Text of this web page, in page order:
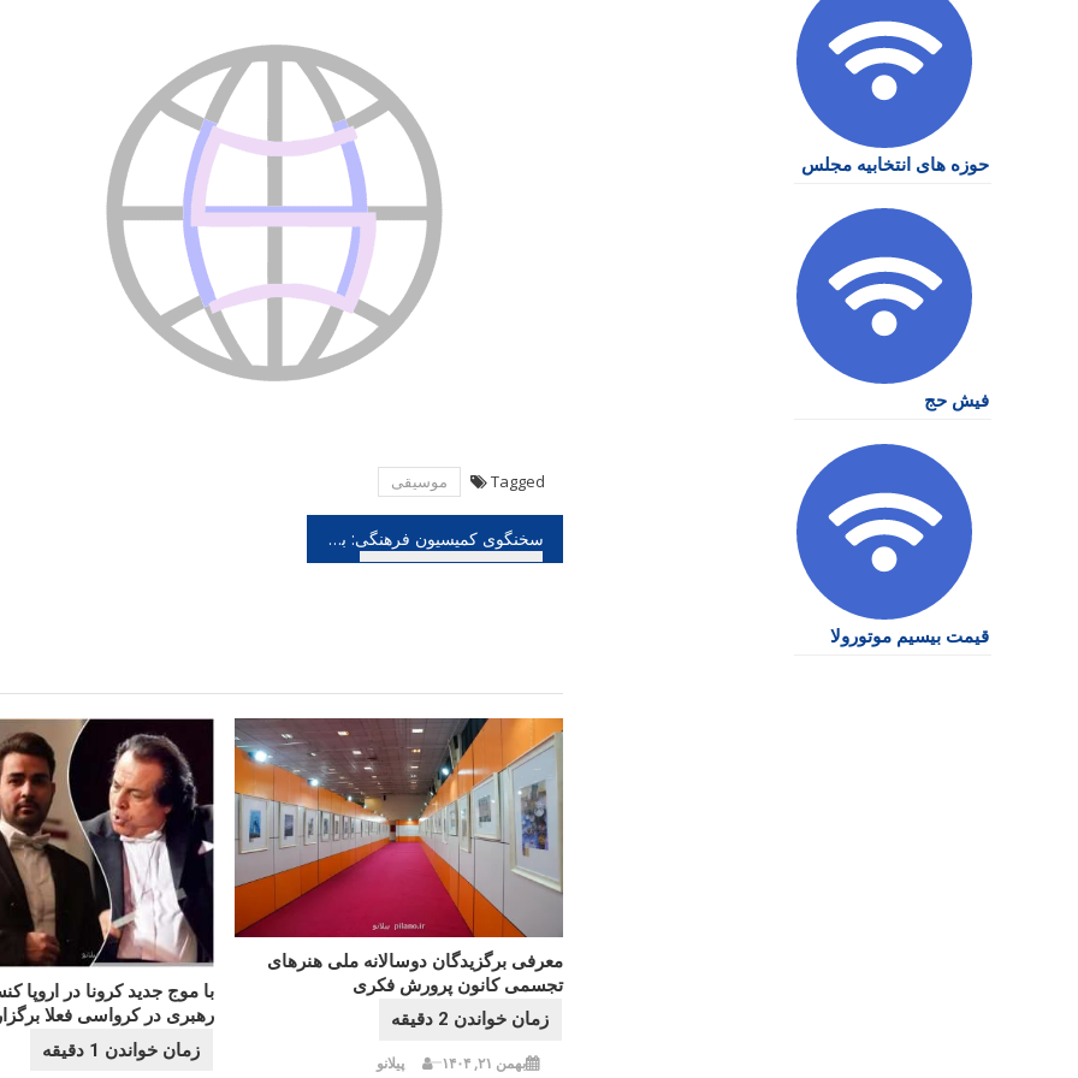
Tagged موسیقی
راهبری
سخنگوی کمیسیون فرهنگی: برای رسیدن به وحدت ملی باید ملیت مان را به رخ بکشیم
با موج جدید کرونا در اروپا
رهبری در کرواسی فعلا
معرفی برگزیدگان دوسالانه ملی هنرهای
تجسمی کانون پرورش فکری
بهمن ۲۱, ۱۴۰۴ پیلانو
حوزه های انتخابیه مجلس
فیش حج
قیمت بیسیم موتورولا